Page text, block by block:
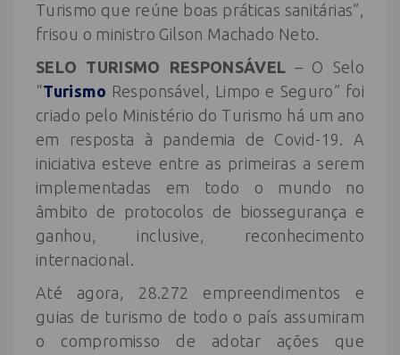
Turismo que reúne boas práticas sanitárias”,
frisou o ministro Gilson Machado Neto.
SELO TURISMO RESPONSÁVEL – O Selo
“Turismo Responsável, Limpo e Seguro” foi
criado pelo Ministério do Turismo há um ano
em resposta à pandemia de Covid-19. A
iniciativa esteve entre as primeiras a serem
implementadas em todo o mundo no
âmbito de protocolos de biossegurança e
ganhou, inclusive, reconhecimento
internacional.
Até agora, 28.272 empreendimentos e
guias de turismo de todo o país assumiram
o compromisso de adotar ações que